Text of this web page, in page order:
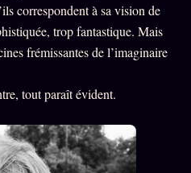
correspondent à sa vision de
trop fantastique. Mais
frémissantes de l’imaginaire
tout paraît évident.